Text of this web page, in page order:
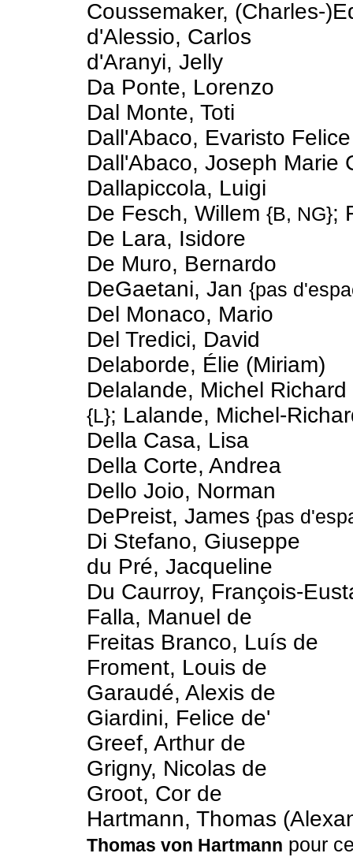
Coussemaker, (Charles-
d'Alessio, Carlos
d'Aranyi, Jelly
Da Ponte, Lorenzo
Dal Monte, Toti
Dall'Abaco, Evaristo Felice
Dall'Abaco, Joseph Marie
Dallapiccola, Luigi
De Fesch, Willem {B, NG};
De Lara, Isidore
De Muro, Bernardo
DeGaetani, Jan {pas
Del Monaco, Mario
Del Tredici, David
Delaborde, Élie (Miriam)
Delalande, Michel Richard
{L}; Lalande, Michel-
Della Casa, Lisa
Della Corte, Andrea
Dello Joio, Norman
DePreist, James {pas
Di Stefano, Giuseppe
du Pré, Jacqueline
Du Caurroy, François-
Falla, Manuel de
Freitas Branco, Luís de
Froment, Louis de
Garaudé, Alexis de
Giardini, Felice de'
Greef, Arthur de
Grigny, Nicolas de
Groot, Cor de
Hartmann, Thomas
Thomas von Hartmann pour